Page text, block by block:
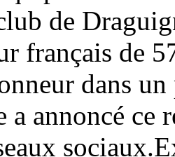
de
français de
dans
a annoncé ce